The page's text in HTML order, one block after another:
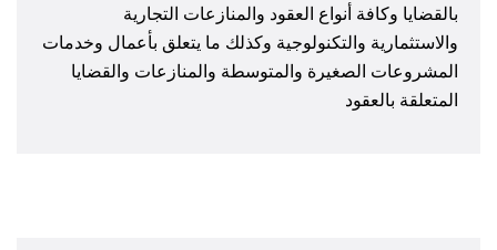
بالقضايا وكافة أنواع العقود والمنازعات التجارية
والاستثمارية والتكنولوجية وكذلك ما يتعلق بأعمال وخدمات
المشروعات الصغيرة والمتوسطة والمنازعات والقضايا
المتعلقة بالعقود